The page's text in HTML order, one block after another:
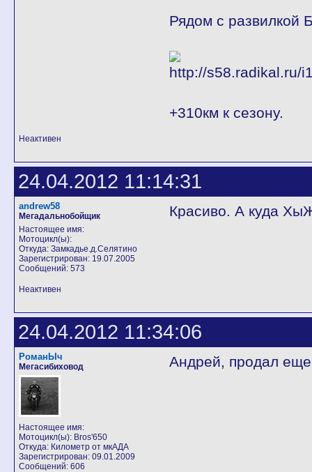
Рядом с развилкой
+310км к сезону.
Неактивен
24.04.2012 11:14:31
andrew58
Мегадальнобойщик
Настоящее имя:
Мотоцикл(ы):
Откуда: Замкадье.д.Селятино
Зарегистрирован: 19.07.2005
Сообщений: 573
Красиво. А куда
Неактивен
24.04.2012 11:34:06
РоманЫч
Мегасибиховод
Настоящее имя:
Мотоцикл(ы): Bros'650
Откуда: Километр от мкАДА
Зарегистрирован: 09.01.2009
Сообщений: 606
Андрей, продал